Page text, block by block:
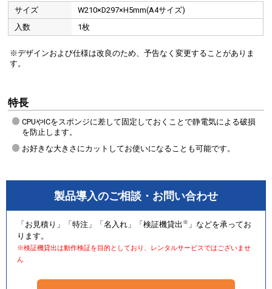
サイズ
W210×D297×H5mm(A4サイズ)
入数
1枚
※デザインおよび仕様は改良のため、予告なく変更することがありま
す。
特長
CPUやICをスポンジに差して固定しておくことで静電気による破損
を防止します。
お好きな大きさにカットしてお使いになることも可能です。
製品導入のご相談・お問い合わせ
「お見積り」「特注」「名入れ」「検証機貸出 ※ 」などを承ってお
ります。
※検証機貸出は動作検証を目的としており、レンタルサービスではございませ
ん